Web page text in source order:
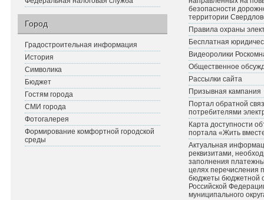
Город
Градостроительная информация
История
Символика
Бюджет
Гостям города
СМИ города
Фотогалерея
Формирование комфортной городской
среды
безопасности
территории
Правила охраны
Бесплатная
Видеоролики
Общественное
Рассылки сайта
Призывная кампания
Портал обратной
потребителями
Карта доступности
портала «Жить
Актуальная
реквизитами,
заполнения
целях перечисления
бюджеты бюджетной
Российской
муниципального